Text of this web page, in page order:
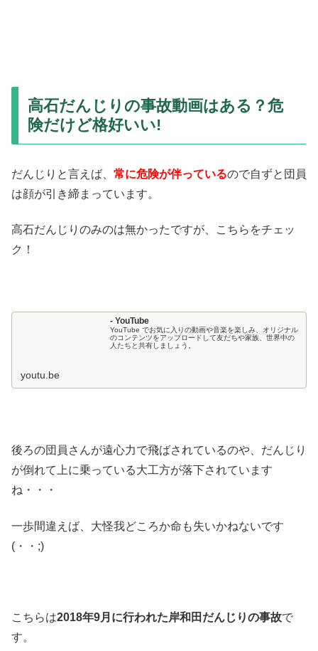
高石だんじりの事故動画はある？危
険だけど格好いい!
だんじりと言えば、 常に危険が伴っているので自ずと団員
は顔が引き締まっています。
高石だんじりのみのは無かったですが、こちらをチェッ
ク！
- YouTube
YouTube でお気に入りの動画や音楽を楽しみ、オリジナル
のコンテンツをアップロードして友だちや家族、世界中の
人たちと共有しましょう。
youtu.be
後ろの団員さんが遠心力で飛ばされているのや、だんじり
が倒れて上に乗っている大工方が落下されています
ね・・・
一歩間違えば、大怪我どころか命も失いかねないです
(・・;)
こちらは2018年9月に行われた岸和田だんじりの事故で
す。